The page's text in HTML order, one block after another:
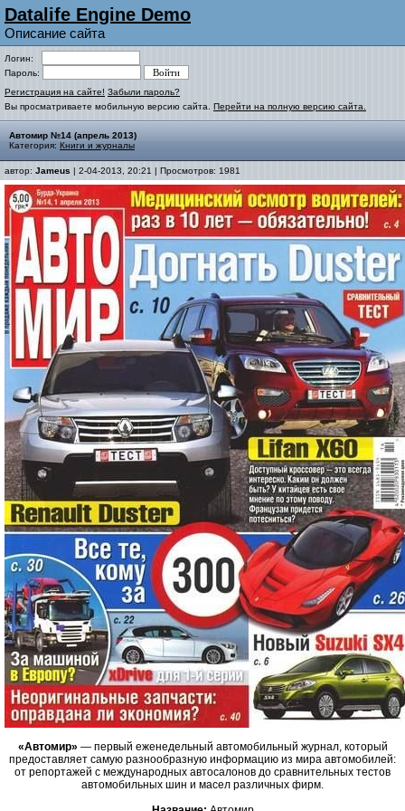
Datalife Engine Demo
Описание сайта
Логин:
Пароль:
Регистрация на сайте! Забыли пароль?
Вы просматриваете мобильную версию сайта. Перейти на полную версию сайта.
Автомир №14 (апрель 2013)
Категория: Книги и журналы
автор: Jameus | 2-04-2013, 20:21 | Просмотров: 1981
«Автомир» — первый еженедельный автомобильный журнал, который
предоставляет самую разнообразную информацию из мира автомобилей:
от репортажей с международных автосалонов до сравнительных тестов
автомобильных шин и масел различных фирм.